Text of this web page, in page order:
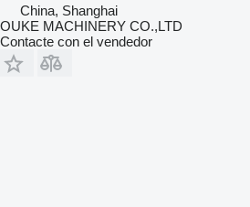
China, Shanghai
OUKE MACHINERY CO.,LTD
Contacte con el vendedor